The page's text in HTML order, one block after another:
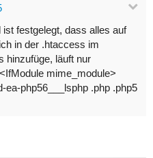
festgelegt, dass alles auf
in der .htaccess im
hinzufüge, läuft nur
mime_module>
ea-php56___lsphp .php .php5